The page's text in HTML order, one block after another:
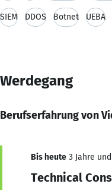
SIEM DDOS Botnet UEBA
Werdegang
Berufserfahrung von
Bis heute 3 Jahre
Technical